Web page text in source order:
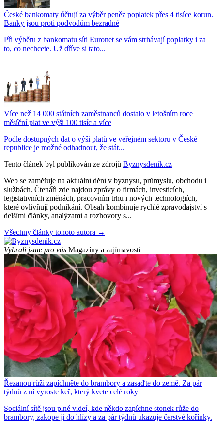
České bankomaty účtují za výběr peněz poplatek přes 4 tisíce korun.
Banky jsou proti podvodům bezradné
Při výběru z bankomatu síti Euronet se vám strhávají poplatky i za
to, co nechcete. Už dříve si tato...
Více než 14 000 státních zaměstnanců dostalo v letošním roce
měsíční plat ve výši 100 tisíc a více
Podle dostupných dat o výši platů ve veřejném sektoru v České
republice je možné odhadnout, že stát...
Tento článek byl publikován ze zdrojů Byznysdenik.cz
Web se zaměřuje na aktuální dění v byznysu, průmyslu, obchodu i
službách. Čtenáři zde najdou zprávy o firmách, investicích,
legislativních změnách, pracovním trhu i nových technologiích,
které ovlivňují podnikání. Obsah kombinuje rychlé zpravodajství s
delšími články, analýzami a rozhovory s...
Všechny články tohoto autora →
Vybrali jsme pro vás Magazíny a zajímavosti
Řezanou růži zapíchněte do brambory a zasaďte do země. Za pár
týdnů z ní vyroste keř, který kvete celé roky
Sociální sítě jsou plné videí, kde někdo zapíchne stonek růže do
brambory, zakope ji do hlízy a za pár týdnů ukazuje čerstvé kořínky.